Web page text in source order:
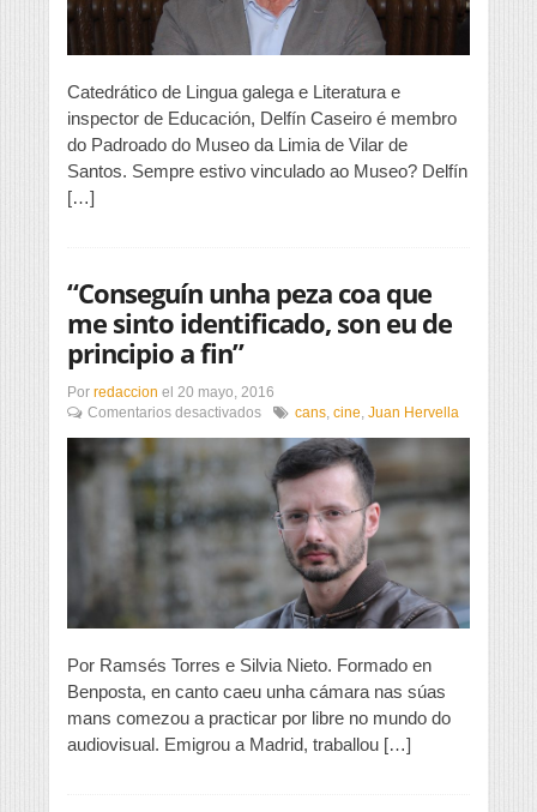
punto
dos
veciños
e
dos
intelectuais”
Catedrático de Lingua galega e Literatura e
inspector de Educación, Delfín Caseiro é membro
do Padroado do Museo da Limia de Vilar de
Santos. Sempre estivo vinculado ao Museo? Delfín
[…]
“Conseguín unha peza coa que
me sinto identificado, son eu de
principio a fin”
Por redaccion el 20 mayo, 2016
Comentarios desactivadosen
unha
peza
coa
que
me
sinto
identificado,
son
eu
principio
a
fin”
cans, cine, Juan Hervella
Por Ramsés Torres e Silvia Nieto. Formado en
Benposta, en canto caeu unha cámara nas súas
mans comezou a practicar por libre no mundo do
audiovisual. Emigrou a Madrid, traballou […]